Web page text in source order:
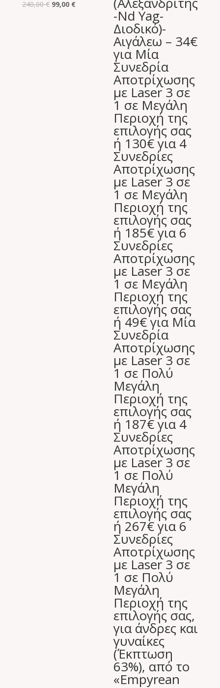
240,00€ Original
99,00 €Η
-Nd Yag-
Διοδικό)-
Αιγάλεω – 34€
για Μία
Συνεδρία
Αποτρίχωσης
με Laser 3 σε
1 σε Μεγάλη
Περιοχή της
επιλογής σας
ή 130€ για 4
Συνεδρίες
Αποτρίχωσης
με Laser 3 σε
1 σε Μεγάλη
Περιοχή της
επιλογής σας
ή 185€ για 6
Συνεδρίες
Αποτρίχωσης
με Laser 3 σε
1 σε Μεγάλη
Περιοχή της
επιλογής σας
ή 49€ για Μία
Συνεδρία
Αποτρίχωσης
με Laser 3 σε
1 σε Πολύ
Μεγάλη
Περιοχή της
επιλογής σας
ή 187€ για 4
Συνεδρίες
Αποτρίχωσης
με Laser 3 σε
1 σε Πολύ
Μεγάλη
Περιοχή της
επιλογής σας
ή 267€ για 6
Συνεδρίες
Αποτρίχωσης
με Laser 3 σε
1 σε Πολύ
Μεγάλη
Περιοχή της
επιλογής σας,
για άνδρες και
γυναίκες
(Έκπτωση
63%), από το
«Empyrean